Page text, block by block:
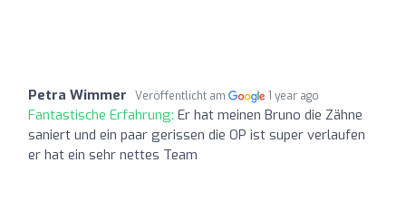
Petra Wimmer Veröffentlicht am 1 year ago
Fantastische Erfahrung: Er hat meinen Bruno die Zähne
saniert und ein paar gerissen die OP ist super verlaufen
er hat ein sehr nettes Team